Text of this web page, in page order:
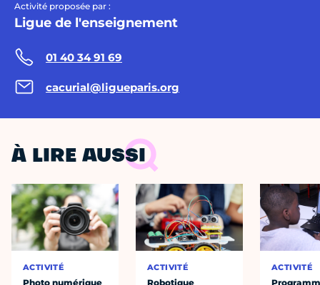
Activité proposée par :
Ligue de l'enseignement
01 40 34 91 69
cacurial@ligueparis.org
À LIRE AUSSI
ACTIVITÉ
Photo numérique
ACTIVITÉ
Robotique
ACTIVITÉ